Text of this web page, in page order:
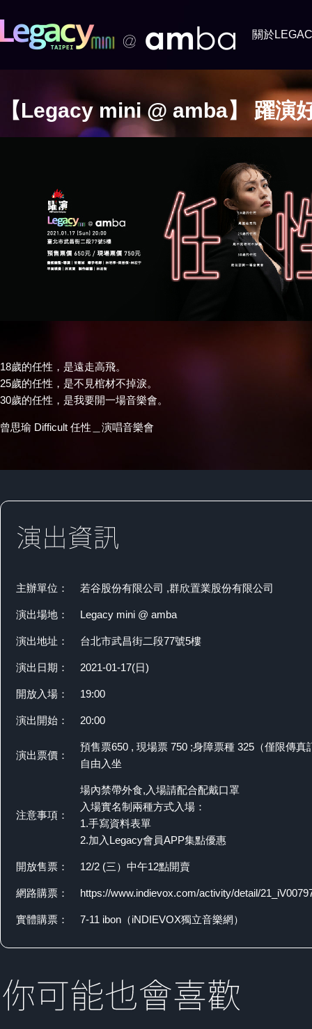
關於
【Legacy mini @ amba】 躍
18歲的任性，是遠走高飛。
25歲的任性，是不見棺材不掉淚。
30歲的任性，是我要開一場音樂會。
曾思瑜 Difficult 任性＿演唱音樂會
主辦單位： 若谷股份有限公司 ,群欣置業股份有限公司
演出場地： Legacy mini @ amba
演出地址： 台北市武昌街二段77號5樓
演出日期： 2021-01-17(日)
開放入場： 19:00
演出開始： 20:00
演出票價：
預售票650 , 現場票 750 ;身障票種 325（僅限傳真
自由入坐
注意事項：
場內禁帶外食,入場請配合配戴口罩
入場實名制兩種方式入場：
1.手寫資料表單
2.加入Legacy會員APP集點優惠
開放售票： 12/2 (三）中午12點開賣
網路購票： https://www.indievox.com/activity/detail/
實體購票： 7-11 ibon（iNDIEVOX獨立音樂網）